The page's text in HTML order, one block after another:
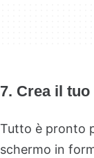
7. Crea il tuo
Tutto è pronto
schermo in